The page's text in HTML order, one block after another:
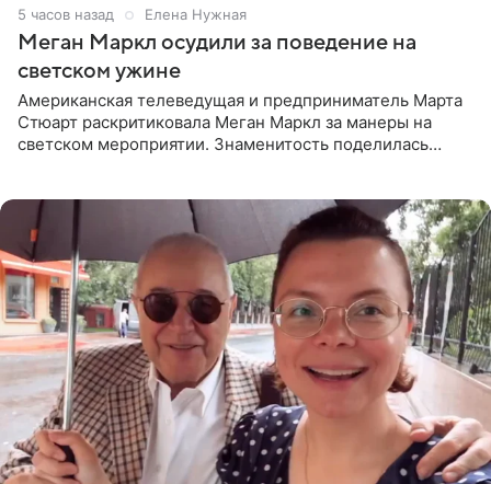
5 часов назад Елена Нужная
Меган Маркл осудили за поведение на
светском ужине
Американская телеведущая и предприниматель Марта
Стюарт раскритиковала Меган Маркл за манеры на
светском мероприятии. Знаменитость поделилась